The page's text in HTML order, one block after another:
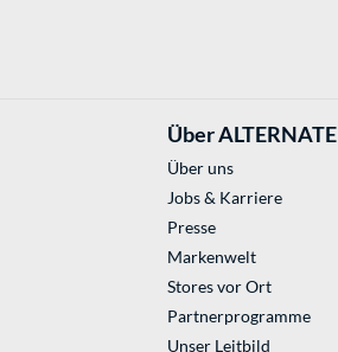
Über ALTERNATE
Über uns
Jobs & Karriere
Presse
Markenwelt
Stores vor Ort
Partnerprogramme
Unser Leitbild